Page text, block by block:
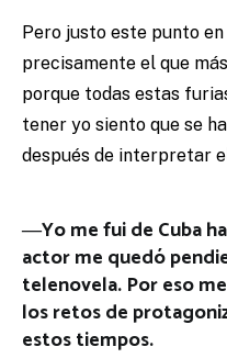
Pero justo este punto
precisamente el que
porque todas estas
tener yo siento que se
después de interpretar
―Yo me fui de Cuba
actor me quedó
telenovela. Por eso
los retos de
estos tiempos.